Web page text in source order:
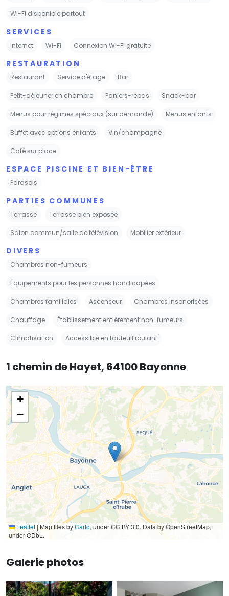
Wi-Fi disponible partout
SERVICES
Internet Wi-Fi Connexion Wi-Fi gratuite
RESTAURATION
Restaurant Service d'étage Bar
Petit-déjeuner en chambre Paniers-repas Snack-bar
Menus pour régimes spéciaux (sur demande) Menus enfants
Buffet avec options enfants Vin/champagne
Café sur place
ESPACE PISCINE ET BIEN-ÊTRE
Parasols
PARTIES COMMUNES
Terrasse Terrasse bien exposée
Salon commun/salle de télévision Mobilier extérieur
DIVERS
Chambres non-fumeurs
Équipements pour les personnes handicapées
Chambres familiales Ascenseur Chambres insonorisées
Chauffage Établissement entièrement non-fumeurs
Climatisation Accessible en fauteuil roulant
1 chemin de Hayet, 64100 Bayonne
+
−
Leaflet | Map tiles byCarto, under CC BY 3.0. Data by OpenStreetMap,
under ODbL.
Galerie photos